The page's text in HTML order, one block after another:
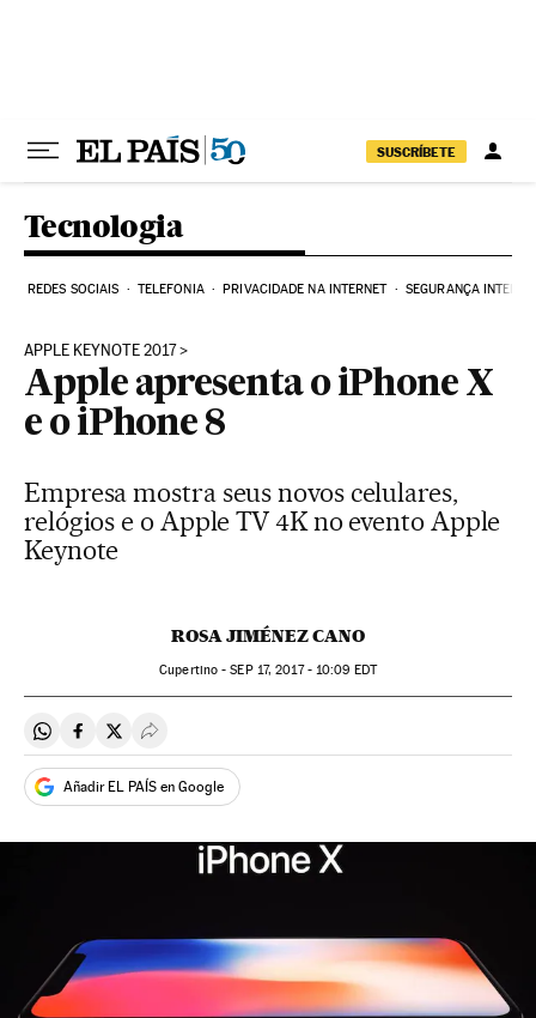
SUSCRÍBETE
Tecnologia
REDES SOCIAIS TELEFONIA PRIVACIDADE NA INTERNET SEGURANÇA
APPLE KEYNOTE 2017
Apple apresenta o iPhone X
e o iPhone 8
Empresa mostra seus novos celulares,
relógios e o Apple TV 4K no evento Apple
Keynote
ROSA JIMÉNEZ CANO
Cupertino -SEP17, 2017 - 10:09 EDT
Compartir en Whatsapp
Compartir en Facebook
Compartir en Twitter
Desplegar Redes Sociales
Añadir EL PAÍS en Google